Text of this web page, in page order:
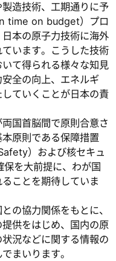
造技術、工期通りに予
time on budget）プロ
本の原子力技術に海外
います。こうした技術
て得られる様々な知見
全の向上、エネルギ
ていくことが日本の責
国首脳間で原則合意さ
原則である保障措置
）および核セキュ
を大前提に、わが国
ことを期待していま
の協力関係をもとに、
供をはじめ、国内の原
況などに関する情報の
まいります。